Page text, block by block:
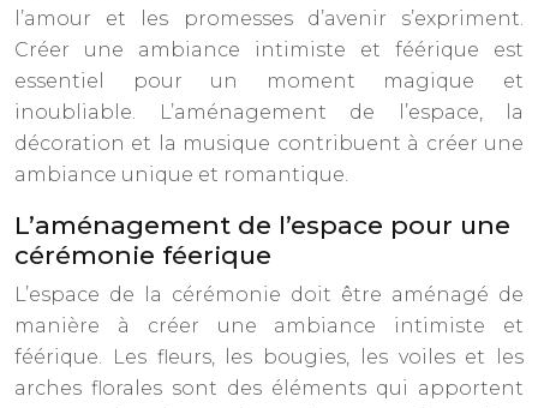
l’amour et les promesses d’avenir s’expriment.
Créer une ambiance intimiste et féérique est
essentiel pour un moment magique et
inoubliable. L’aménagement de l’espace, la
décoration et la musique contribuent à créer une
ambiance unique et romantique.
L’aménagement de l’espace pour une
cérémonie féerique
L’espace de la cérémonie doit être aménagé de
manière à créer une ambiance intimiste et
féérique. Les fleurs, les bougies, les voiles et les
arches florales sont des éléments qui apportent